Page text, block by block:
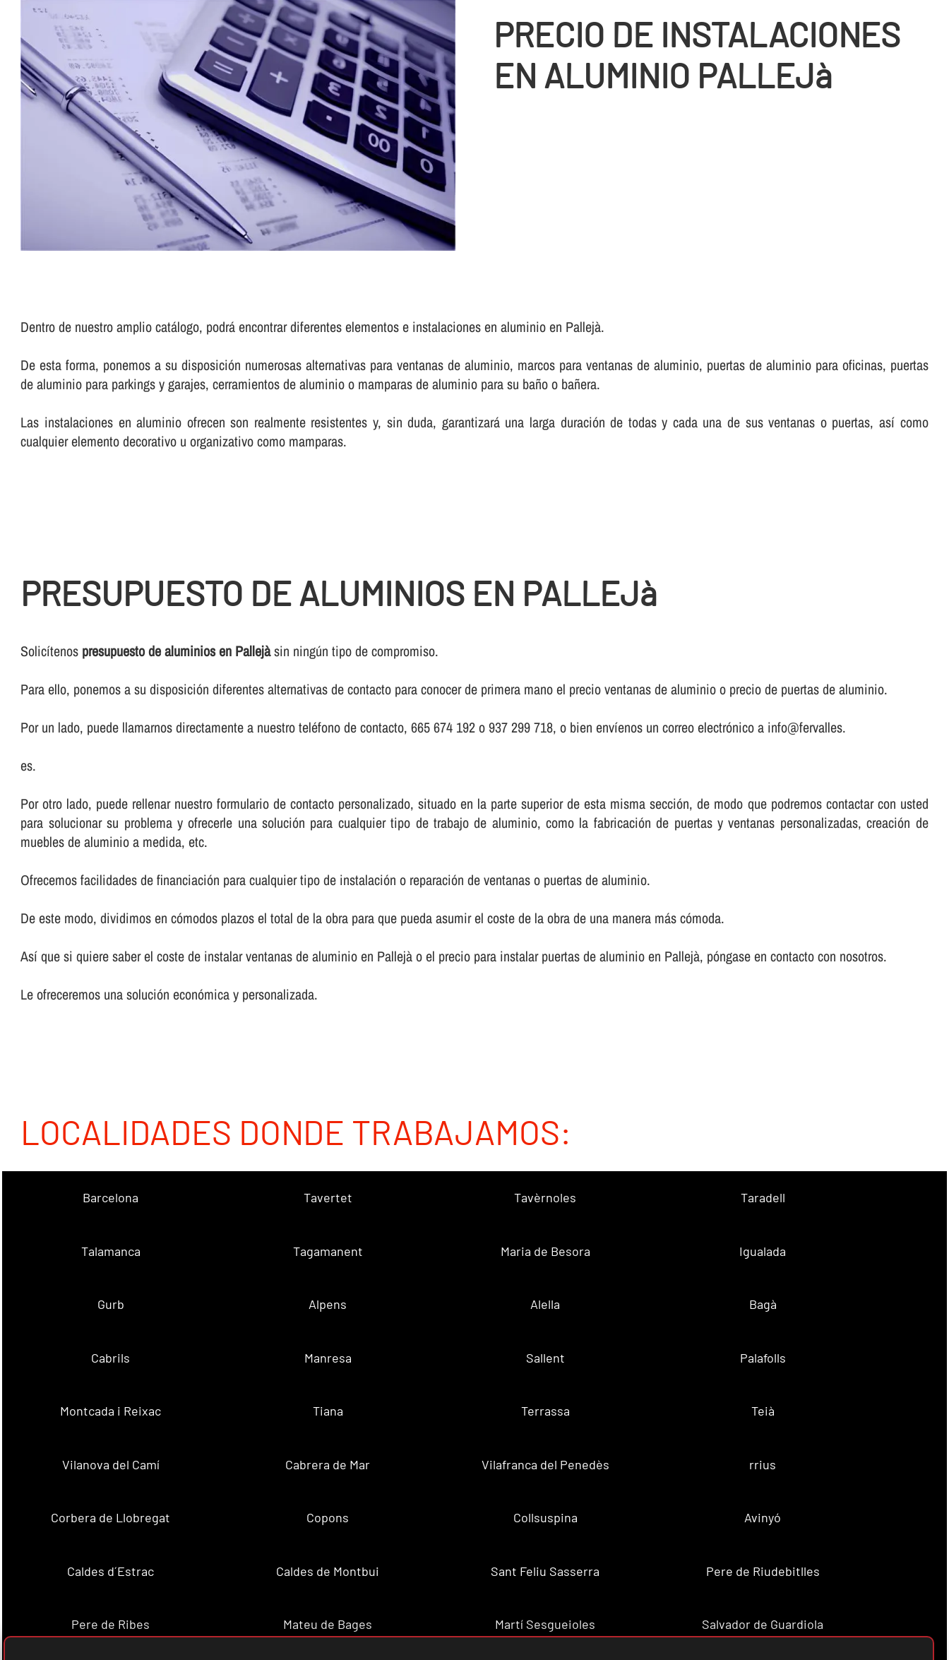
PRECIO DE INSTALACIONES
EN ALUMINIO PALLEJà
Dentro de nuestro amplio catálogo, podrá encontrar diferentes elementos e instalaciones en aluminio en Pallejà.
De esta forma, ponemos a su disposición numerosas alternativas para ventanas de aluminio, marcos para ventanas de aluminio, puertas de aluminio para oficinas, puertas
de aluminio para parkings y garajes, cerramientos de aluminio o mamparas de aluminio para su baño o bañera.
Las instalaciones en aluminio ofrecen son realmente resistentes y, sin duda, garantizará una larga duración de todas y cada una de sus ventanas o puertas, así­ como
cualquier elemento decorativo u organizativo como mamparas.
PRESUPUESTO DE ALUMINIOS EN PALLEJà
Solicí­tenos presupuesto de aluminios en Pallejàsin ningún tipo de compromiso.
Para ello, ponemos a su disposición diferentes alternativas de contacto para conocer de primera mano el precio ventanas de aluminio o precio de puertas de aluminio.
Por un lado, puede llamarnos directamente a nuestro teléfono de contacto, 665 674 192 o 937 299 718, o bien enví­enos un correo electrónico a info@fervalles.
es.
Por otro lado, puede rellenar nuestro formulario de contacto personalizado, situado en la parte superior de esta misma sección, de modo que podremos contactar con usted
para solucionar su problema y ofrecerle una solución para cualquier tipo de trabajo de aluminio, como la fabricación de puertas y ventanas personalizadas, creación de
muebles de aluminio a medida, etc.
Ofrecemos facilidades de financiación para cualquier tipo de instalación o reparación de ventanas o puertas de aluminio.
De este modo, dividimos en cómodos plazos el total de la obra para que pueda asumir el coste de la obra de una manera más cómoda.
Así­ que si quiere saber el coste de instalar ventanas de aluminio en Pallejà o el precio para instalar puertas de aluminio en Pallejà, póngase en contacto con nosotros.
Le ofreceremos una solución económica y personalizada.
LOCALIDADES DONDE TRABAJAMOS:
Barcelona Tavertet Tavèrnoles Taradell
Talamanca Tagamanent Maria de Besora Igualada
Gurb Alpens Alella Bagà
Cabrils Manresa Sallent Palafolls
Montcada i Reixac Tiana Terrassa Teià
Vilanova del Camí Cabrera de Mar Vilafranca del Penedès rrius
Corbera de Llobregat Copons Collsuspina Avinyó
Caldes d´Estrac Caldes de Montbui Sant Feliu Sasserra Pere de Riudebitlles
Pere de Ribes Mateu de Bages Martí Sesgueioles Salvador de Guardiola